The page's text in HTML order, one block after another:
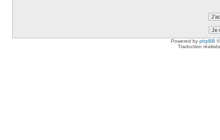
Powered by phpBB
Traduction